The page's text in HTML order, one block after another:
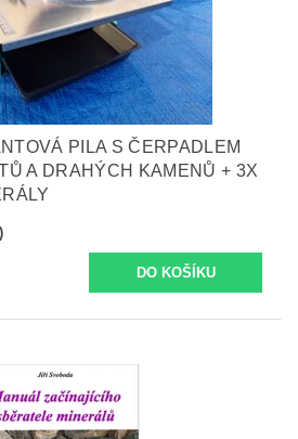
PILA S ČERPADLEM
A DRAHÝCH KAMENŮ + 3X